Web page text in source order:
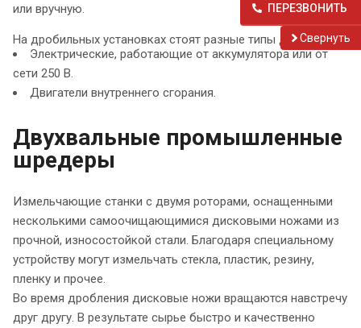
или вручную.
На дробильных установках стоят разные типы двигателей:
Электрические, работающие от аккумулятора или от
сети 250 В.
Двигатели внутреннего сгорания.
Двухвальные промышленные
шредеры
Измельчающие станки с двумя роторами, оснащенными
несколькими самоочищающимися дисковыми ножами из
прочной, износостойкой стали. Благодаря специальному
устройству могут измельчать стекла, пластик, резину,
пленку и прочее.
Во время дробления дисковые ножи вращаются навстречу
друг другу. В результате сырье быстро и качественно
ПЕРЕЗВОНИТЬ
Cвернуть